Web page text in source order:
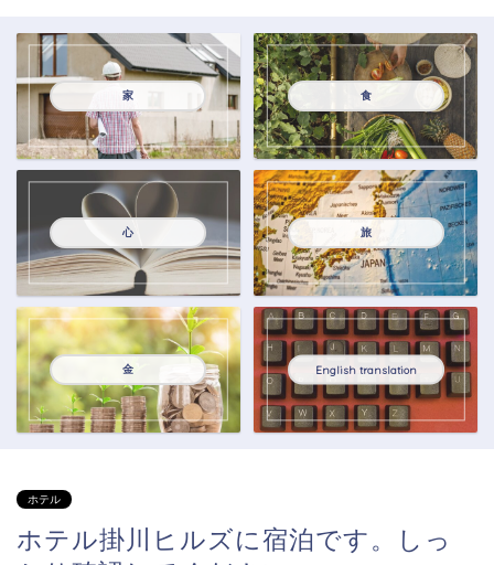
家 食
心 旅
金 English translation
ホテル
ホテル掛川ヒルズに宿泊です。しっ